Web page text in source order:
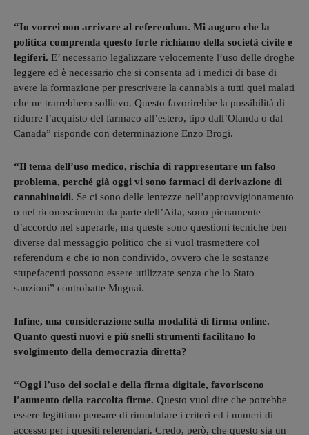
“Io vorrei non arrivare al referendum. Mi auguro che la
politica comprenda questo forte richiamo della società civile e
legiferi. E’ necessario legalizzare velocemente l’uso delle droghe
leggere ed è necessario che si consenta ad i medici di base di
avere la formazione per prescrivere la cannabis a tutti quei malati
che ne trarrebbero sollievo. Questo favorirebbe la possibilità di
ridurre l’acquisto del farmaco all’estero, tipo dall’Olanda o dal
Canada” risponde con determinazione Enzo Brogi.
“Il tema dell’uso medico, rischia di rappresentare un falso
problema, perché già oggi vi sono farmaci di derivazione di
cannabinoidi. Se ci sono delle lentezze nell’approvvigionamento
o nel riconoscimento da parte dell’Aifa, sono pienamente
d’accordo nel superarle, ma queste sono questioni tecniche ben
diverse dal messaggio politico che si vuol trasmettere col
referendum e che io non condivido, ovvero che le sostanze
stupefacenti possono essere utilizzate senza che lo Stato
sanzioni” controbatte Mugnai.
Infine, una considerazione sulla modalità di firma online.
Quanto questi nuovi e più snelli strumenti facilitano lo
svolgimento della democrazia diretta?
“Oggi l’uso dei social e della firma digitale, favoriscono
l’aumento della raccolta firme. Questo vuol dire che potrebbe
essere legittimo pensare di rimodulare i criteri ed i numeri di
accesso per i quesiti referendari. Credo, però, che questo sia un